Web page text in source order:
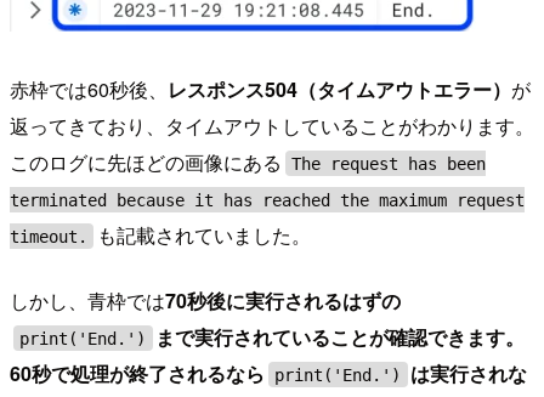
赤枠では60秒後、 レスポンス504（タイムアウトエラー） が
返ってきており、タイムアウトしていることがわかります。
このログに先ほどの画像にある
The request has been
terminated because it has reached the maximum request
timeout.
も記載されていました。
しかし、青枠では70秒後に実行されるはずの
print('End.')
まで実行されていることが確認できます。
60秒で処理が終了されるなら
print('End.')
は実行されな